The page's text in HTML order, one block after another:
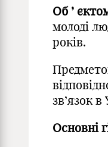
Об ’
молоді
років.
зв’язок в
Основні